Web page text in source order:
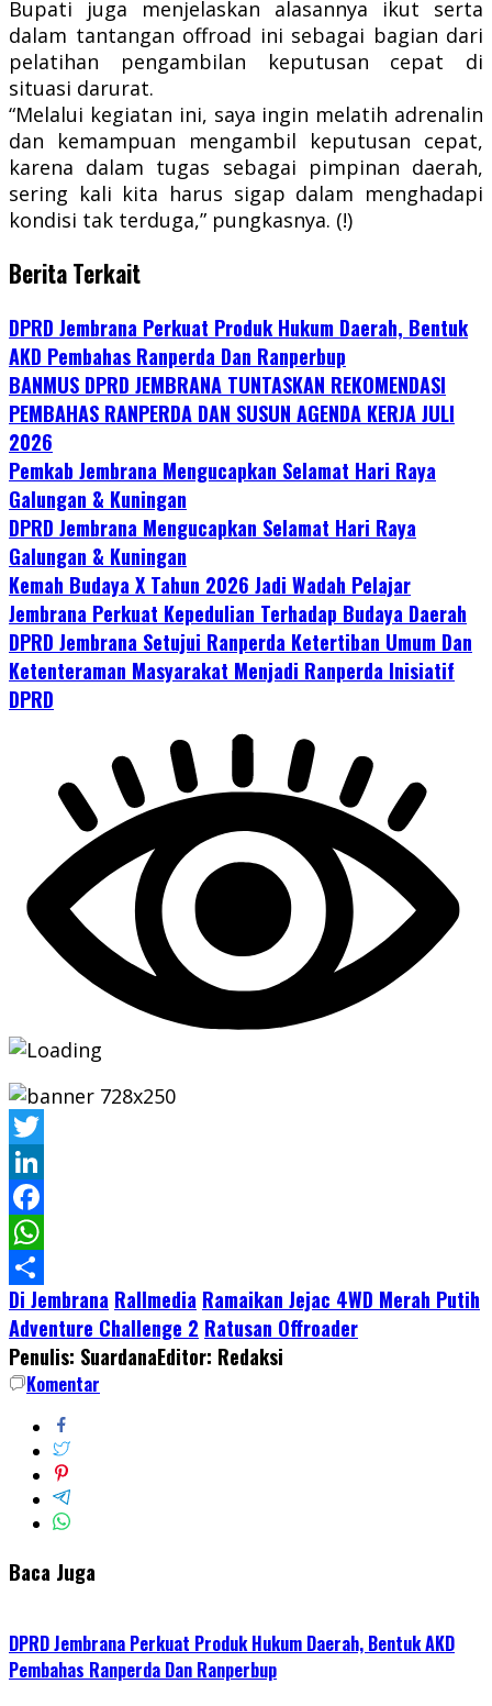
Bupati juga menjelaskan alasannya ikut serta
dalam tantangan offroad ini sebagai bagian dari
pelatihan pengambilan keputusan cepat di
situasi darurat.
“Melalui kegiatan ini, saya ingin melatih adrenalin
dan kemampuan mengambil keputusan cepat,
karena dalam tugas sebagai pimpinan daerah,
sering kali kita harus sigap dalam menghadapi
kondisi tak terduga,” pungkasnya. (!)
Berita Terkait
DPRD Jembrana Perkuat Produk Hukum Daerah, Bentuk
AKD Pembahas Ranperda Dan Ranperbup
BANMUS DPRD JEMBRANA TUNTASKAN REKOMENDASI
PEMBAHAS RANPERDA DAN SUSUN AGENDA KERJA JULI
2026
Pemkab Jembrana Mengucapkan Selamat Hari Raya
Galungan & Kuningan
DPRD Jembrana Mengucapkan Selamat Hari Raya
Galungan & Kuningan
Kemah Budaya X Tahun 2026 Jadi Wadah Pelajar
Jembrana Perkuat Kepedulian Terhadap Budaya Daerah
DPRD Jembrana Setujui Ranperda Ketertiban Umum Dan
Ketenteraman Masyarakat Menjadi Ranperda Inisiatif
DPRD
Twitter
LinkedIn
Facebook
WhatsApp
Share
Di Jembrana Rallmedia Ramaikan Jejac 4WD Merah Putih
Adventure Challenge 2 Ratusan Offroader
Penulis: SuardanaEditor: Redaksi
Komentar
Baca Juga
DPRD Jembrana Perkuat Produk Hukum Daerah, Bentuk AKD
Pembahas Ranperda Dan Ranperbup